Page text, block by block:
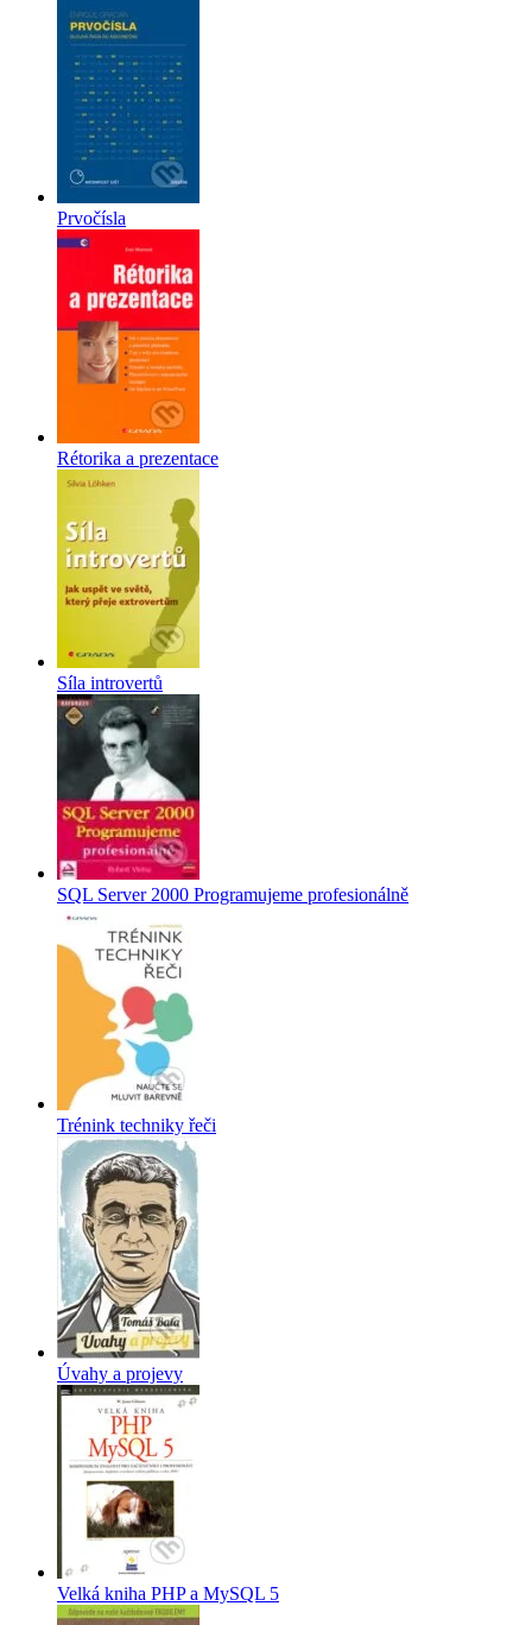
Prvočísla
Rétorika a prezentace
Síla introvertů
SQL Server 2000 Programujeme profesionálně
Trénink techniky řeči
Úvahy a projevy
Velká kniha PHP a MySQL 5